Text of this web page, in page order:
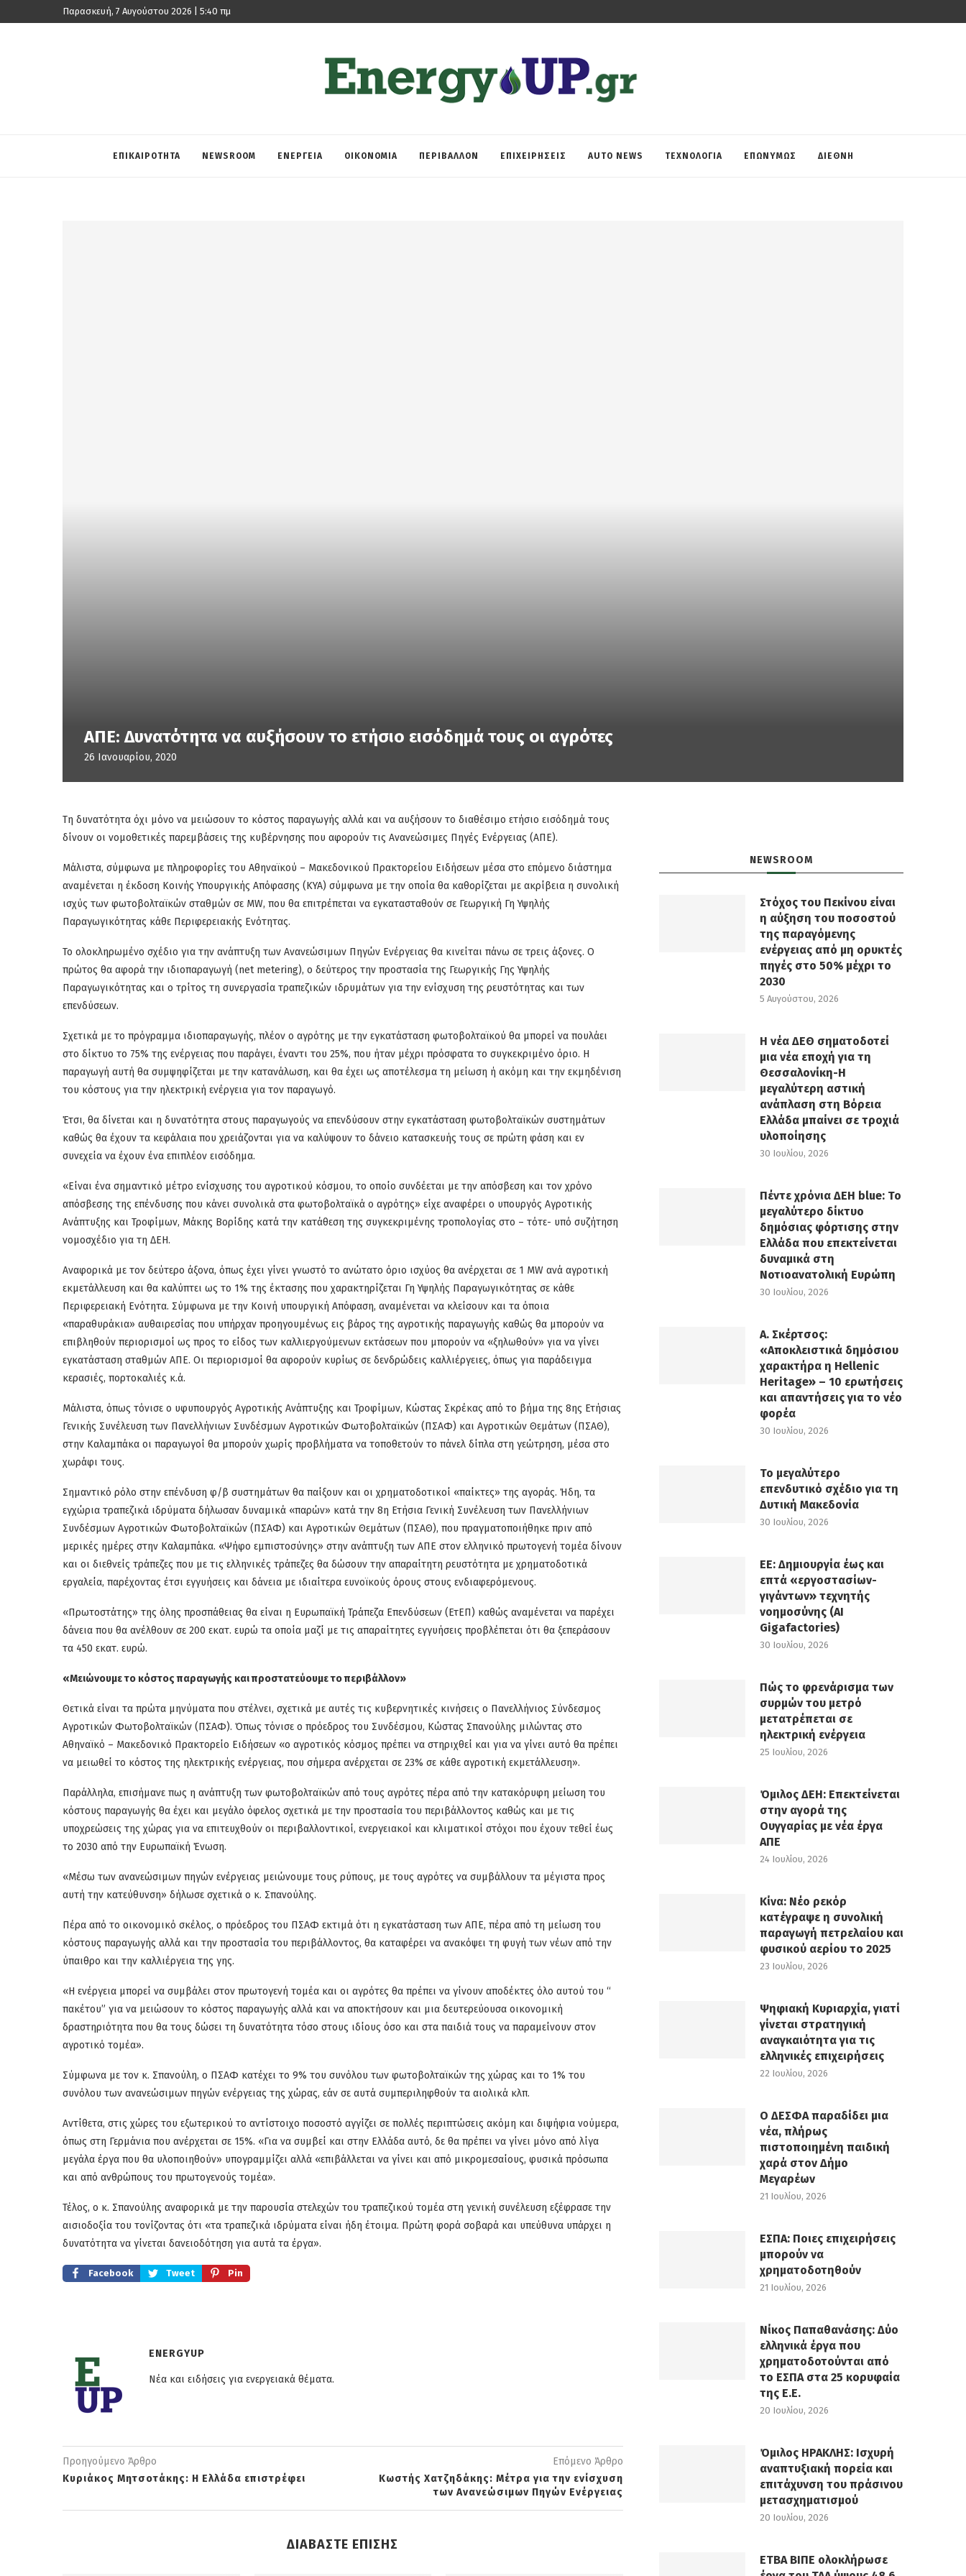
Παρασκευή, 7 Αυγούστου 2026 | 5:40 πμ
ΕΠΙΚΑΙΡΟΤΗΤΑ NEWSROOM ΕΝΕΡΓΕΙΑ ΟΙΚΟΝΟΜΙΑ ΠΕΡΙΒΑΛΛΟΝ ΕΠΙΧΕΙΡΗΣΕΙΣ AUTO NEWS ΤΕΧΝΟΛΟΓΙΑ ΕΠΩΝΥΜΩΣ ΔΙΕΘΝΗ
ΑΠΕ: Δυνατότητα να αυξήσουν το ετήσιο εισόδημά τους οι αγρότες
26 Ιανουαρίου, 2020
Τη δυνατότητα όχι μόνο να μειώσουν το κόστος παραγωγής αλλά και να αυξήσουν το διαθέσιμο ετήσιο εισόδημά τους
δίνουν οι νομοθετικές παρεμβάσεις της κυβέρνησης που αφορούν τις Ανανεώσιμες Πηγές Ενέργειας (ΑΠΕ).
Μάλιστα, σύμφωνα με πληροφορίες του Αθηναϊκού – Μακεδονικού Πρακτορείου Ειδήσεων μέσα στο επόμενο διάστημα
αναμένεται η έκδοση Κοινής Υπουργικής Απόφασης (ΚΥΑ) σύμφωνα με την οποία θα καθορίζεται με ακρίβεια η συνολική
ισχύς των φωτοβολταϊκών σταθμών σε MW, που θα επιτρέπεται να εγκατασταθούν σε Γεωργική Γη Υψηλής
Παραγωγικότητας κάθε Περιφερειακής Ενότητας.
Το ολοκληρωμένο σχέδιο για την ανάπτυξη των Ανανεώσιμων Πηγών Ενέργειας θα κινείται πάνω σε τρεις άξονες. Ο
πρώτος θα αφορά την ιδιοπαραγωγή (net metering), ο δεύτερος την προστασία της Γεωργικής Γης Υψηλής
Παραγωγικότητας και ο τρίτος τη συνεργασία τραπεζικών ιδρυμάτων για την ενίσχυση της ρευστότητας και των
επενδύσεων.
Σχετικά με το πρόγραμμα ιδιοπαραγωγής, πλέον ο αγρότης με την εγκατάσταση φωτοβολταϊκού θα μπορεί να πουλάει
στο δίκτυο το 75% της ενέργειας που παράγει, έναντι του 25%, που ήταν μέχρι πρόσφατα το συγκεκριμένο όριο. Η
παραγωγή αυτή θα συμψηφίζεται με την κατανάλωση, και θα έχει ως αποτέλεσμα τη μείωση ή ακόμη και την εκμηδένιση
του κόστους για την ηλεκτρική ενέργεια για τον παραγωγό.
Έτσι, θα δίνεται και η δυνατότητα στους παραγωγούς να επενδύσουν στην εγκατάσταση φωτοβολταϊκών συστημάτων
καθώς θα έχουν τα κεφάλαια που χρειάζονται για να καλύψουν το δάνειο κατασκευής τους σε πρώτη φάση και εν
συνεχεία να έχουν ένα επιπλέον εισόδημα.
«Είναι ένα σημαντικό μέτρο ενίσχυσης του αγροτικού κόσμου, το οποίο συνδέεται με την απόσβεση και τον χρόνο
απόσβεσης της επένδυσης που κάνει συνολικά στα φωτοβολταϊκά ο αγρότης» είχε αναφέρει ο υπουργός Αγροτικής
Ανάπτυξης και Τροφίμων, Μάκης Βορίδης κατά την κατάθεση της συγκεκριμένης τροπολογίας στο – τότε- υπό συζήτηση
νομοσχέδιο για τη ΔΕΗ.
Αναφορικά με τον δεύτερο άξονα, όπως έχει γίνει γνωστό το ανώτατο όριο ισχύος θα ανέρχεται σε 1 MW ανά αγροτική
εκμετάλλευση και θα καλύπτει ως το 1% της έκτασης που χαρακτηρίζεται Γη Υψηλής Παραγωγικότητας σε κάθε
Περιφερειακή Ενότητα. Σύμφωνα με την Κοινή υπουργική Απόφαση, αναμένεται να κλείσουν και τα όποια
«παραθυράκια» αυθαιρεσίας που υπήρχαν προηγουμένως εις βάρος της αγροτικής παραγωγής καθώς θα μπορούν να
επιβληθούν περιορισμοί ως προς το είδος των καλλιεργούμενων εκτάσεων που μπορούν να «ξηλωθούν» για να γίνει
εγκατάσταση σταθμών ΑΠΕ. Οι περιορισμοί θα αφορούν κυρίως σε δενδρώδεις καλλιέργειες, όπως για παράδειγμα
κερασιές, πορτοκαλιές κ.ά.
Μάλιστα, όπως τόνισε ο υφυπουργός Αγροτικής Ανάπτυξης και Τροφίμων, Κώστας Σκρέκας από το βήμα της 8ης Ετήσιας
Γενικής Συνέλευση των Πανελλήνιων Συνδέσμων Αγροτικών Φωτοβολταϊκών (ΠΣΑΦ) και Αγροτικών Θεμάτων (ΠΣΑΘ),
στην Καλαμπάκα οι παραγωγοί θα μπορούν χωρίς προβλήματα να τοποθετούν το πάνελ δίπλα στη γεώτρηση, μέσα στο
χωράφι τους.
Σημαντικό ρόλο στην επένδυση φ/β συστημάτων θα παίξουν και οι χρηματοδοτικοί «παίκτες» της αγοράς. Ήδη, τα
εγχώρια τραπεζικά ιδρύματα δήλωσαν δυναμικά «παρών» κατά την 8η Ετήσια Γενική Συνέλευση των Πανελλήνιων
Συνδέσμων Αγροτικών Φωτοβολταϊκών (ΠΣΑΦ) και Αγροτικών Θεμάτων (ΠΣΑΘ), που πραγματοποιήθηκε πριν από
μερικές ημέρες στην Καλαμπάκα. «Ψήφο εμπιστοσύνης» στην ανάπτυξη των ΑΠΕ στον ελληνικό πρωτογενή τομέα δίνουν
και οι διεθνείς τράπεζες που με τις ελληνικές τράπεζες θα δώσουν την απαραίτητη ρευστότητα µε χρηματοδοτικά
εργαλεία, παρέχοντας έτσι εγγυήσεις και δάνεια µε ιδιαίτερα ευνοϊκούς όρους στους ενδιαφερόμενους.
«Πρωτοστάτης» της όλης προσπάθειας θα είναι η Ευρωπαϊκή Τράπεζα Επενδύσεων (ΕτΕΠ) καθώς αναμένεται να παρέχει
δάνεια που θα ανέλθουν σε 200 εκατ. ευρώ τα οποία μαζί με τις απαραίτητες εγγυήσεις προβλέπεται ότι θα ξεπεράσουν
τα 450 εκατ. ευρώ.
«Μειώνουμε το κόστος παραγωγής και προστατεύουμε το περιβάλλον»
Θετικά είναι τα πρώτα μηνύματα που στέλνει, σχετικά με αυτές τις κυβερνητικές κινήσεις ο Πανελλήνιος Σύνδεσμος
Αγροτικών Φωτοβολταϊκών (ΠΣΑΦ). Όπως τόνισε ο πρόεδρος του Συνδέσμου, Κώστας Σπανούλης μιλώντας στο
Αθηναϊκό – Μακεδονικό Πρακτορείο Ειδήσεων «ο αγροτικός κόσμος πρέπει να στηριχθεί και για να γίνει αυτό θα πρέπει
να μειωθεί το κόστος της ηλεκτρικής ενέργειας, που σήμερα ανέρχεται σε 23% σε κάθε αγροτική εκμετάλλευση».
Παράλληλα, επισήμανε πως η ανάπτυξη των φωτοβολταϊκών από τους αγρότες πέρα από την κατακόρυφη μείωση του
κόστους παραγωγής θα έχει και μεγάλο όφελος σχετικά με την προστασία του περιβάλλοντος καθώς και με τις
υποχρεώσεις της χώρας για να επιτευχθούν οι περιβαλλοντικοί, ενεργειακοί και κλιματικοί στόχοι που έχουν τεθεί έως
το 2030 από την Ευρωπαϊκή Ένωση.
«Μέσω των ανανεώσιμων πηγών ενέργειας μειώνουμε τους ρύπους, με τους αγρότες να συμβάλλουν τα μέγιστα προς
αυτή την κατεύθυνση» δήλωσε σχετικά ο κ. Σπανούλης.
Πέρα από το οικονομικό σκέλος, ο πρόεδρος του ΠΣΑΦ εκτιμά ότι η εγκατάσταση των ΑΠΕ, πέρα από τη μείωση του
κόστους παραγωγής αλλά και την προστασία του περιβάλλοντος, θα καταφέρει να ανακόψει τη φυγή των νέων από την
ύπαιθρο και την καλλιέργεια της γης.
«Η ενέργεια μπορεί να συμβάλει στον πρωτογενή τομέα και οι αγρότες θα πρέπει να γίνουν αποδέκτες όλο αυτού του “
πακέτου” για να μειώσουν το κόστος παραγωγής αλλά και να αποκτήσουν και μια δευτερεύουσα οικονομική
δραστηριότητα που θα τους δώσει τη δυνατότητα τόσο στους ιδίους όσο και στα παιδιά τους να παραμείνουν στον
αγροτικό τομέα».
Σύμφωνα με τον κ. Σπανούλη, ο ΠΣΑΦ κατέχει το 9% του συνόλου των φωτοβολταϊκών της χώρας και το 1% του
συνόλου των ανανεώσιμων πηγών ενέργειας της χώρας, εάν σε αυτά συμπεριληφθούν τα αιολικά κλπ.
Αντίθετα, στις χώρες του εξωτερικού το αντίστοιχο ποσοστό αγγίζει σε πολλές περιπτώσεις ακόμη και διψήφια νούμερα,
όπως στη Γερμάνια που ανέρχεται σε 15%. «Για να συμβεί και στην Ελλάδα αυτό, δε θα πρέπει να γίνει μόνο από λίγα
μεγάλα έργα που θα υλοποιηθούν» υπογραμμίζει αλλά «επιβάλλεται να γίνει και από μικρομεσαίους, φυσικά πρόσωπα
και από ανθρώπους του πρωτογενούς τομέα».
Τέλος, ο κ. Σπανούλης αναφορικά με την παρουσία στελεχών του τραπεζικού τομέα στη γενική συνέλευση εξέφρασε την
αισιοδοξία του τονίζοντας ότι «τα τραπεζικά ιδρύματα είναι ήδη έτοιμα. Πρώτη φορά σοβαρά και υπεύθυνα υπάρχει η
δυνατότητα να γίνεται δανειοδότηση για αυτά τα έργα».
Facebook Tweet Pin
ENERGYUP
Νέα και ειδήσεις για ενεργειακά θέματα.
Προηγούμενο Άρθρο
Κυριάκος Μητσοτάκης: Η Ελλάδα επιστρέφει
Επόμενο Άρθρο
Κωστής Χατζηδάκης: Μέτρα για την ενίσχυση
των Ανανεώσιμων Πηγών Ενέργειας
ΔΙΑΒΑΣΤΕ ΕΠΙΣΗΣ
NEWSROOM
Στόχος του Πεκίνου είναι
η αύξηση του ποσοστού
της παραγόμενης
ενέργειας από μη ορυκτές
πηγές στο 50% μέχρι το
2030
5 Αυγούστου, 2026
Η νέα ΔΕΘ σηματοδοτεί
μια νέα εποχή για τη
Θεσσαλονίκη-Η
μεγαλύτερη αστική
ανάπλαση στη Βόρεια
Ελλάδα μπαίνει σε τροχιά
υλοποίησης
30 Ιουλίου, 2026
Πέντε χρόνια ΔΕΗ blue: Το
μεγαλύτερο δίκτυο
δημόσιας φόρτισης στην
Ελλάδα που επεκτείνεται
δυναμικά στη
Νοτιοανατολική Ευρώπη
30 Ιουλίου, 2026
Α. Σκέρτσος:
«Αποκλειστικά δημόσιου
χαρακτήρα η Hellenic
Heritage» – 10 ερωτήσεις
και απαντήσεις για το νέο
φορέα
30 Ιουλίου, 2026
Το μεγαλύτερο
επενδυτικό σχέδιο για τη
Δυτική Μακεδονία
30 Ιουλίου, 2026
ΕΕ: Δημιουργία έως και
επτά «εργοστασίων-
γιγάντων» τεχνητής
νοημοσύνης (AI
Gigafactories)
30 Ιουλίου, 2026
Πώς το φρενάρισμα των
συρμών του μετρό
μετατρέπεται σε
ηλεκτρική ενέργεια
25 Ιουλίου, 2026
Όμιλος ΔΕΗ: Επεκτείνεται
στην αγορά της
Ουγγαρίας με νέα έργα
ΑΠΕ
24 Ιουλίου, 2026
Κίνα: Νέο ρεκόρ
κατέγραψε η συνολική
παραγωγή πετρελαίου και
φυσικού αερίου το 2025
23 Ιουλίου, 2026
Ψηφιακή Κυριαρχία, γιατί
γίνεται στρατηγική
αναγκαιότητα για τις
ελληνικές επιχειρήσεις
22 Ιουλίου, 2026
Ο ΔΕΣΦΑ παραδίδει μια
νέα, πλήρως
πιστοποιημένη παιδική
χαρά στον Δήμο
Μεγαρέων
21 Ιουλίου, 2026
ΕΣΠΑ: Ποιες επιχειρήσεις
μπορούν να
χρηματοδοτηθούν
21 Ιουλίου, 2026
Νίκος Παπαθανάσης: Δύο
ελληνικά έργα που
χρηματοδοτούνται από
το ΕΣΠΑ στα 25 κορυφαία
της Ε.Ε.
20 Ιουλίου, 2026
Όμιλος ΗΡΑΚΛΗΣ: Ισχυρή
αναπτυξιακή πορεία και
επιτάχυνση του πράσινου
μετασχηματισμού
20 Ιουλίου, 2026
ΕΤΒΑ ΒΙΠΕ ολοκλήρωσε